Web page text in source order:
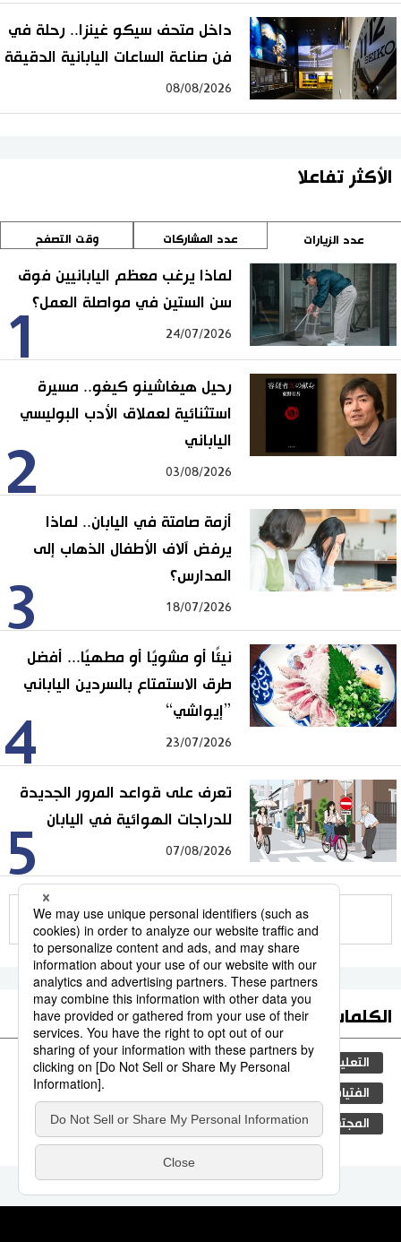
داخل متحف سيكو غينزا.. رحلة في
فن صناعة الساعات اليابانية الدقيقة
08/08/2026
الأكثر تفاعلا
عدد الزيارات عدد المشاركات وقت التصفح
1
لماذا يرغب معظم اليابانيين فوق
سن الستين في مواصلة العمل؟
24/07/2026
2
رحيل هيغاشينو كيغو.. مسيرة
استثنائية لعملاق الأدب البوليسي
الياباني
03/08/2026
3
أزمة صامتة في اليابان.. لماذا
يرفض آلاف الأطفال الذهاب إلى
المدارس؟
18/07/2026
4
نيئًا أو مشويًا أو مطهيًا... أفضل
طرق الاستمتاع بالسردين الياباني
”إيواشي“
23/07/2026
5
تعرف على قواعد المرور الجديدة
للدراجات الهوائية في اليابان
07/08/2026
للمزيد
الكلمات الأكثر بحثا
التعليم الياباني مجتمع الجنس طوكيو
الفتيات
المجتمع الياباني تكنولوجيا